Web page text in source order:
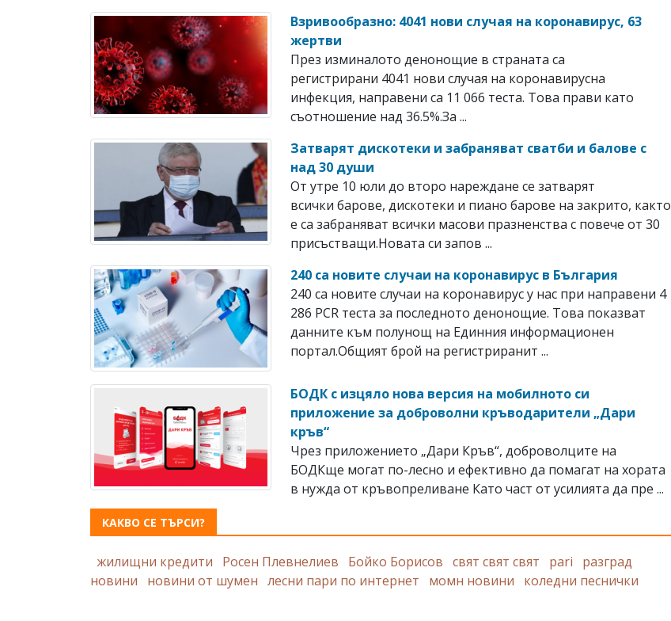
Взривообразно: 4041 нови случая на коронавирус, 63
жертви
През изминалото денонощие в страната са
регистрирани 4041 нови случая на коронавирусна
инфекция, направени са 11 066 теста. Това прави като
съотношение над 36.5%.За ...
Затварят дискотеки и забраняват сватби и балове с
над 30 души
От утре 10 юли до второ нареждане се затварят
всички барове, дискотеки и пиано барове на закрито, както
е са забраняват всички масови празненства с повече от 30
присъстващи.Новата си запов ...
240 са новите случаи на коронавирус в България
240 са новите случаи на коронавирус у нас при направени 4
286 PCR теста за последното денонощие. Това показват
данните към полунощ на Единния информационен
портал.Общият брой на регистриранит ...
БОДК с изцяло нова версия на мобилното си
приложение за доброволни кръводарители „Дари
кръв“
Чрез приложението „Дари Кръв“, доброволците на
БОДКще могат по-лесно и ефективно да помагат на хората
в нужда от кръвопреливане Като част от усилията да пре ...
КАКВО СЕ ТЪРСИ?
жилищни кредити Росен Плевнелиев Бойко Борисов свят свят свят pari
разград
новини
новини от шумен лесни пари по интернет момн новини коледни песнички